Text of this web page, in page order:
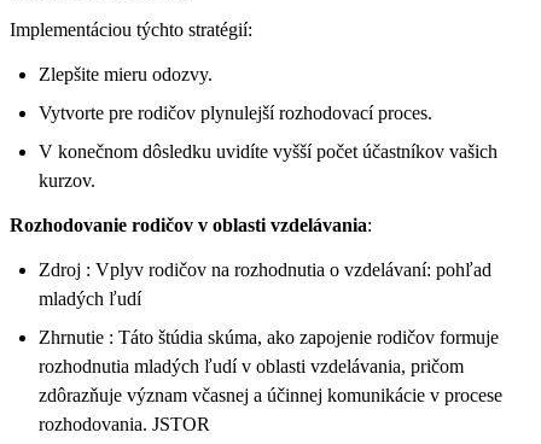
Implementáciou týchto stratégií:
Zlepšite mieru odozvy.
Vytvorte pre rodičov plynulejší rozhodovací proces.
V konečnom dôsledku uvidíte vyšší počet účastníkov vašich
kurzov.
Rozhodovanie rodičov v oblasti vzdelávania:
Zdroj : Vplyv rodičov na rozhodnutia o vzdelávaní: pohľad
mladých ľudí
Zhrnutie : Táto štúdia skúma, ako zapojenie rodičov formuje
rozhodnutia mladých ľudí v oblasti vzdelávania, pričom
zdôrazňuje význam včasnej a účinnej komunikácie v procese
rozhodovania. JSTOR